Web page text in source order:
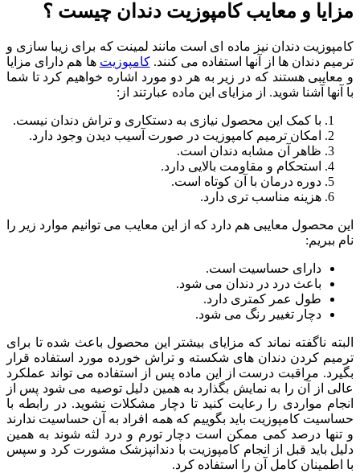
مزایا و معایب کامپوزیت دندان چیست ؟
کامپوزیت دندان نیز ماده ای است مانند لمینت که برای زیبا سازی و
ترمیم دندان ها از آنها استفاده می کنند.کامپوزیت ها هم دارای مزایا
و معایبی هستند که در زیر به هر دو مورد اشاره خواهیم کرد تا شما
با آنها آشنا شوید. از مزایای این ماده عبارتند از:
با کمک این محصول نیازی به دستکاری و تراش دندان نیست.
امکان ترمیم کامپوزیت در صورت آسیب دیدن وجود دارد.
ظاهر آن مشابه دندان است.
استحکام و مقاومت بالایی دارد.
دوره درمان با آن کوتاه است.
هزینه مناسب تری دارد.
این محصول معایبی هم دارد که از این معایب می توانیم موارد زیر را
نام ببریم:
دارای حساسیت است.
باعث درد در دندان می شود.
طول عمر کمتری دارد.
دچار تغییر رنگ می شود.
البته ناگفته نماند که مزایای بیشتر این محصول باعث شده تا برای
ترمیم کردن دندان های شکسته و تراش خورده مورد استفاده قرار
بگیرد. مراقبت درست از این ماده پس از استفاده می تواند عملکرد
عالی از آن را به نمایش بگذارد به همین دلیل توصیه می شود پس از
انجام مواردی را رعایت کنید تا دچار مشکلات نشوید. در رابطه با
حساسیت کامپوزیت باید بگوییم که همه افراد به آن حساسیت ندارند
و تنها درصد کمی ممکن است دچار تورم و درد لثه شوند به همین
دلیل باید قبل از انجام کامپوزیت با دندانپزشک مشورت کرد و سپس
با اطمینان کامل آن را استفاده کرد.